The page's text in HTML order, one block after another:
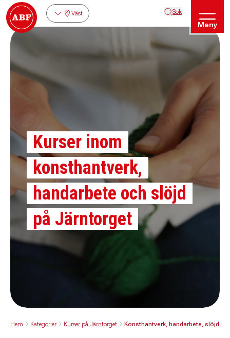
Väst Sök
Meny
Kurser inom
konsthantverk,
handarbete och slöjd
på Järntorget
Hem Kategorier Kurser på Järntorget Konsthantverk, handarbete, slöjd